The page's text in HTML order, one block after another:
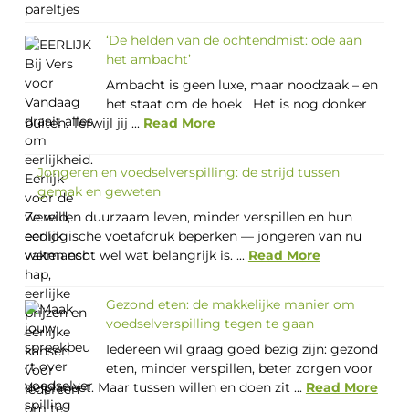
‘De helden van de ochtendmist: ode aan
het ambacht’
Ambacht is geen luxe, maar noodzaak – en
het staat om de hoek Het is nog donker
buiten. Terwijl jij ... Read More
Jongeren en voedselverspilling: de strijd tussen
gemak en geweten
Ze willen duurzaam leven, minder verspillen en hun
ecologische voetafdruk beperken — jongeren van nu
weten echt wel wat belangrijk is. ... Read More
Gezond eten: de makkelijke manier om
voedselverspilling tegen te gaan
Iedereen wil graag goed bezig zijn: gezond
eten, minder verspillen, beter zorgen voor
de planeet. Maar tussen willen en doen zit ... Read More